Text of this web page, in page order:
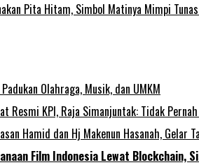
Pita Hitam, Simbol Matinya Mimpi
Olahraga, Musik, dan UMKM
Resmi KPI, Raja Simanjuntak: Tidak
Hamid dan Hj Makenun Hasanah, Gelar
Film Indonesia Lewat Blockchain,